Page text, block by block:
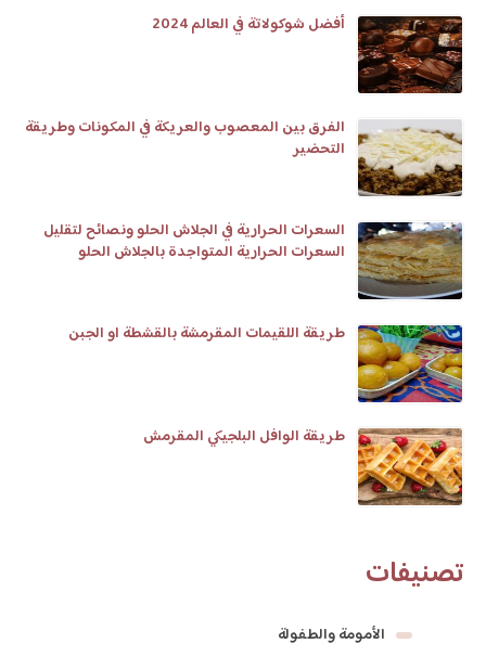
أفضل شوكولاتة في العالم 2024
الفرق بين المعصوب والعريكة في المكونات وطريقة
التحضير
السعرات الحرارية في الجلاش الحلو ونصائح لتقليل
السعرات الحرارية المتواجدة بالجلاش الحلو
طريقة اللقيمات المقرمشة بالقشطة او الجبن
طريقة الوافل البلجيكي المقرمش
تصنيفات
الأمومة والطفولة